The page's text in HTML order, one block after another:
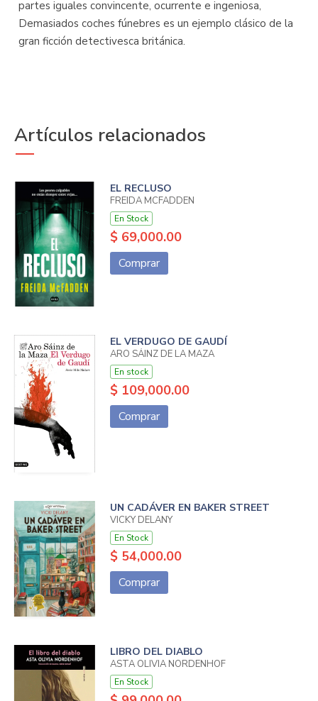
partes iguales convincente, ocurrente e ingeniosa,
Demasiados coches fúnebres es un ejemplo clásico de la
gran ficción detectivesca británica.
Artículos relacionados
EL RECLUSO
FREIDA MCFADDEN
En Stock
$ 69,000.00
Comprar
EL VERDUGO DE GAUDÍ
ARO SÁINZ DE LA MAZA
En stock
$ 109,000.00
Comprar
UN CADÁVER EN BAKER STREET
VICKY DELANY
En Stock
$ 54,000.00
Comprar
LIBRO DEL DIABLO
ASTA OLIVIA NORDENHOF
En Stock